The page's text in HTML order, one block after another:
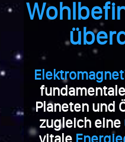
fundamentale
Planeten und
zugleich eine